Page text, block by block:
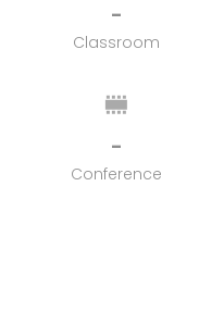
-
Classroom
-
Conference